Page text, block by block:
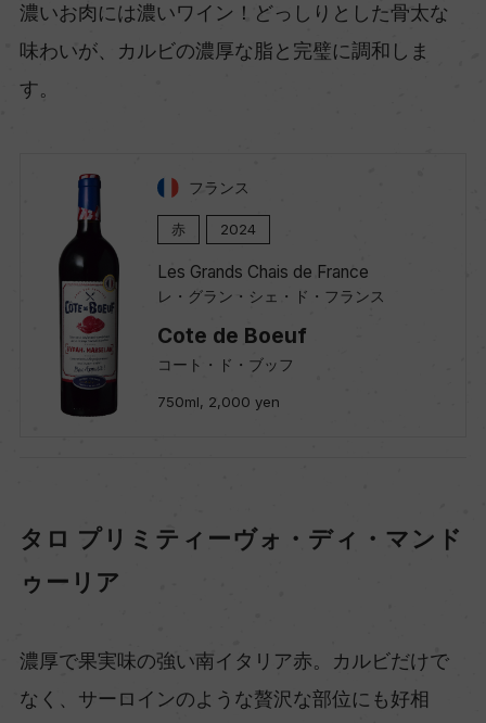
濃いお肉には濃いワイン！どっしりとした骨太な
味わいが、カルビの濃厚な脂と完璧に調和しま
す。
フランス
赤 2024
Les Grands Chais de France
レ・グラン・シェ・ド・フランス
Cote de Boeuf
コート・ド・ブッフ
750ml, 2,000 yen
タロ プリミティーヴォ・ディ・マンド
ゥーリア
濃厚で果実味の強い南イタリア赤。カルビだけで
なく、サーロインのような贅沢な部位にも好相